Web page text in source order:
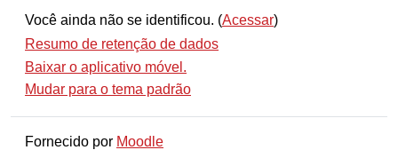
Você ainda não se identificou. (Acessar)
Resumo de retenção de dados
Baixar o aplicativo móvel.
Mudar para o tema padrão
Fornecido por Moodle